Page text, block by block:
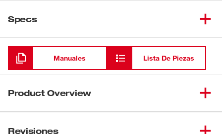
Specs
Cargando
Manuales Lista De Piezas
Product Overview
las rebabas de las tuberías de obre y PVC. La
Revisiones